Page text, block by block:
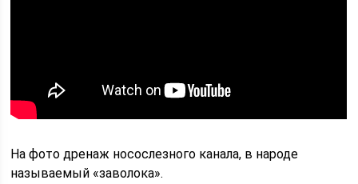
На фото дренаж носослезного канала, в народе
называемый «заволока».